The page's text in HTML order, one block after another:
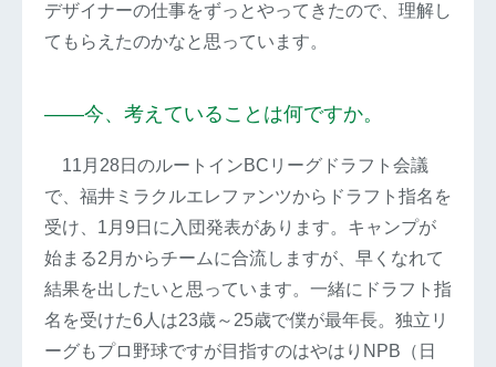
デザイナーの仕事をずっとやってきたので、理解し
てもらえたのかなと思っています。
――今、考えていることは何ですか。
11月28日のルートインBCリーグドラフト会議
で、福井ミラクルエレファンツからドラフト指名を
受け、1月9日に入団発表があります。キャンプが
始まる2月からチームに合流しますが、早くなれて
結果を出したいと思っています。一緒にドラフト指
名を受けた6人は23歳～25歳で僕が最年長。独立リ
ーグもプロ野球ですが目指すのはやはりNPB（日